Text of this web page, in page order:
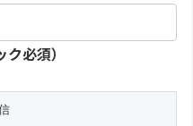
必須）